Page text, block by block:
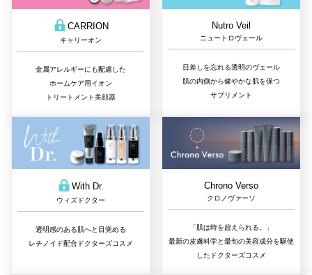
CARRION
キャリーオン
金属アレルギーにも配慮した
ホームケア用イオン
トリートメント美顔器
Nutro Veil
ニュートロヴェール
日差しを忘れる透明のヴェール
肌の内側から健やかな肌を保つ
サプリメント
With Dr.
ウィズドクター
透明感のある肌へと目覚める
レチノイド配合ドクターズコスメ
Chrono Verso
クロノヴァーソ
「肌は時を超えられる。」
最新の皮膚科学と最旬の美容成分を駆使
したドクターズコスメ